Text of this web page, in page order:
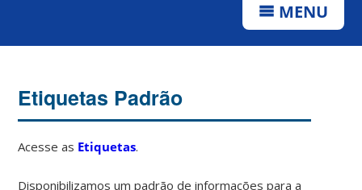
MENU
Etiquetas Padrão
Acesse as Etiquetas.
Disponibilizamos um padrão de informações para a